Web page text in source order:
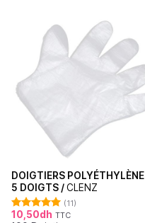
DOIGTIERS POLYÉTHYLÈNE
5 DOIGTS /CLENZ
Note5.00
(11)
10,50dh TTC